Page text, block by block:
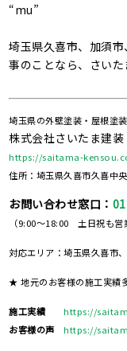
“mu”
埼玉県久喜市、加須
事のことなら、さいた
埼玉県の外壁塗装・屋根塗
株式会社さいたま建装
https://saitama-
住所：埼玉県久喜市久喜中
お問い合わせ窓口：
（9:00～18:00 土日祝も営
対応エリア：埼玉県久喜市
★ 地元のお客様の施工実績
施工実績
https://
お客様の声
https://